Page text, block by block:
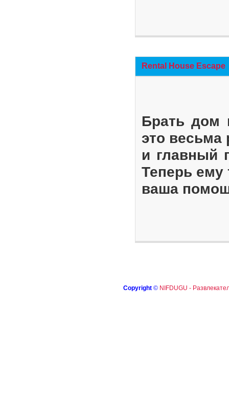
Rental House Escape
Брать дом
это весьма
и главный
Теперь ему
ваша
Copyright © NIFDUGU -